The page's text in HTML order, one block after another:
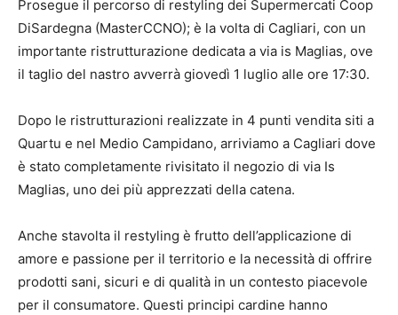
Prosegue il percorso di restyling dei Supermercati Coop
DiSardegna (MasterCCNO); è la volta di Cagliari, con un
importante ristrutturazione dedicata a via is Maglias, ove
il taglio del nastro avverrà giovedì 1 luglio alle ore 17:30.
Dopo le ristrutturazioni realizzate in 4 punti vendita siti a
Quartu e nel Medio Campidano, arriviamo a Cagliari dove
è stato completamente rivisitato il negozio di via Is
Maglias, uno dei più apprezzati della catena.
Anche stavolta il restyling è frutto dell’applicazione di
amore e passione per il territorio e la necessità di offrire
prodotti sani, sicuri e di qualità in un contesto piacevole
per il consumatore. Questi principi cardine hanno